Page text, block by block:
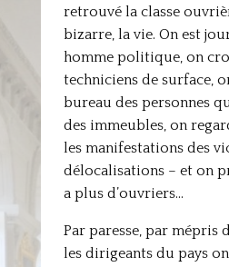
retrouvé la classe
bizarre, la vie. On est
homme politique, on
techniciens de surface,
bureau des personnes
des immeubles, on
les manifestations des
délocalisations – et on
a plus d’ouvriers…
Par paresse, par mépris
les dirigeants du pays